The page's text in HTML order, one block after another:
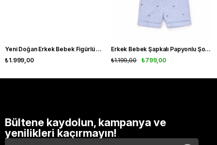
✔️ Tek parça ile tam kombin
✔️ Pratik kullanım (anneler için kolaylık)
✔️ Şık + rahat + yazlık
Yeni Doğan Erkek Bebek Figürlü Müslin Hastane Çıkışı 10'lu Set
₺1.999,00
Erkek Bebek Şapkalı Papyonlu Şortlu 3'lü Takım
₺799,00
₺1.199,00
Bültene kaydolun, kampanya ve
yenilikleri kaçırmayın!